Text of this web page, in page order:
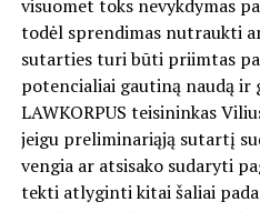
visuomet toks nevykdymas
todėl sprendimas nutraukti
sutarties turi būti priimtas
potencialiai gautiną naudą ir
LAWKORPUS teisininkas
jeigu preliminariąją sutartį
vengia ar atsisako sudaryti
tekti atlyginti kitai šaliai